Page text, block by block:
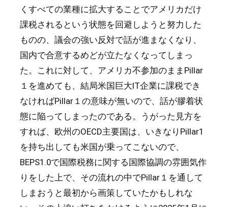
くすべての業種に拡大することでアメリカだけ
課税されるという状態を回避しようと努力した
ものの、議会の強い反対で話が進まなくなり、
国内で合意するめどが立たなくなってしまっ
た。これに対して、アメリカ不参加のままPillar
１を進めても、結局米国巨大IT企業に課税でき
なければPillar１の意味が無いので、話が膠着状
態に陥ってしまったのである。うがった見方を
すれば、欧州のOECD主要国は、いきなりPillar1
を持ち出しても米国が乗ってこないので、
BEPS1.0で国際税務に関する国際協調の雰囲気作
りをした上で、その流れの中でPillar１を通して
しまおうと最初から画策していたかもしれな